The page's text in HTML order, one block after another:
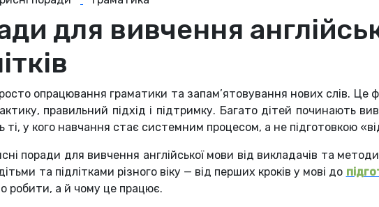
для вивчення
опрацювання граматики та запам’ятовування нових слів. Це
правильний підхід і підтримку. Багато дітей починають
ті, у кого навчання стає системним процесом, а не підготовкою
поради для вивчення англійської мови від викладачів та
та підлітками різного віку — від перших кроків у мові до
робити, а й чому це працює.